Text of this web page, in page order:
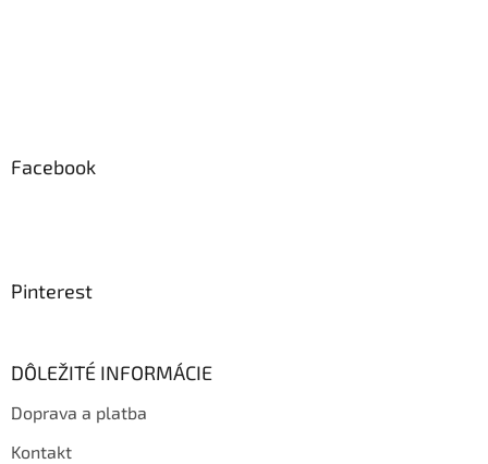
Facebook
Pinterest
DÔLEŽITÉ INFORMÁCIE
Doprava a platba
Kontakt